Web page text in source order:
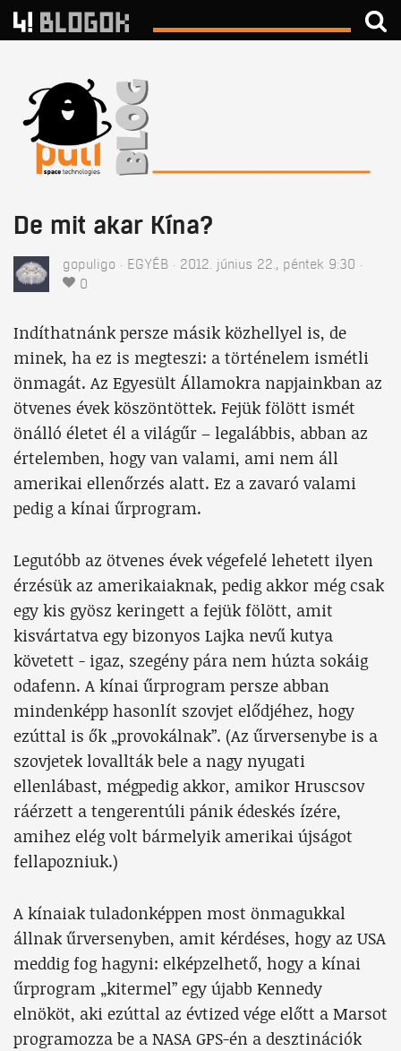
De mit akar Kína?
gopuligo EGYÉB
2012. június 22., péntek 9:30
0
Indíthatnánk persze másik közhellyel is, de
minek, ha ez is megteszi: a történelem ismétli
önmagát. Az Egyesült Államokra napjainkban az
ötvenes évek köszöntöttek. Fejük fölött ismét
önálló életet él a világűr – legalábbis, abban az
értelemben, hogy van valami, ami nem áll
amerikai ellenőrzés alatt. Ez a zavaró valami
pedig a kínai űrprogram.
Legutóbb az ötvenes évek végefelé lehetett ilyen
érzésük az amerikaiaknak, pedig akkor még csak
egy kis gyösz keringett a fejük fölött, amit
kisvártatva egy bizonyos Lajka nevű kutya
követett - igaz, szegény pára nem húzta sokáig
odafenn. A kínai űrprogram persze abban
mindenképp hasonlít szovjet elődjéhez, hogy
ezúttal is ők „provokálnak”. (Az űrversenybe is a
szovjetek lovallták bele a nagy nyugati
ellenlábast, mégpedig akkor, amikor Hruscsov
ráérzett a tengerentúli pánik édeskés ízére,
amihez elég volt bármelyik amerikai újságot
fellapozniuk.)
A kínaiak tuladonképpen most önmagukkal
állnak űrversenyben, amit kérdéses, hogy az USA
meddig fog hagyni: elképzelhető, hogy a kínai
űrprogram „kitermel” egy újabb Kennedy
elnököt, aki ezúttal az évtized vége előtt a Marsot
programozza be a NASA GPS-én a desztinációk